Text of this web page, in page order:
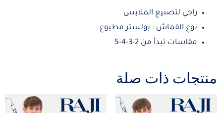
راجي لتصنيع الملابس
نوع القماش : بولستر مطبوع
مقاسات تبدأ من 2-3-4-5
منتجات ذات صلة